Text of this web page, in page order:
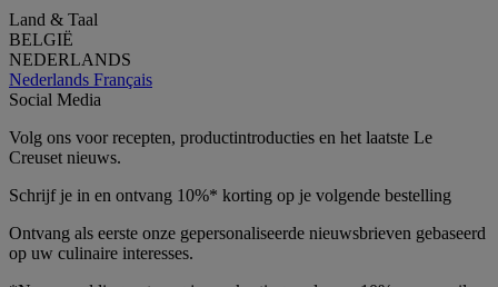
Land & Taal
BELGIË
NEDERLANDS
Nederlands Français
Social Media
Volg ons voor recepten, productintroducties en het laatste Le
Creuset nieuws.
Schrijf je in en ontvang 10%* korting op je volgende bestelling
Ontvang als eerste onze gepersonaliseerde nieuwsbrieven gebaseerd
op uw culinaire interesses.